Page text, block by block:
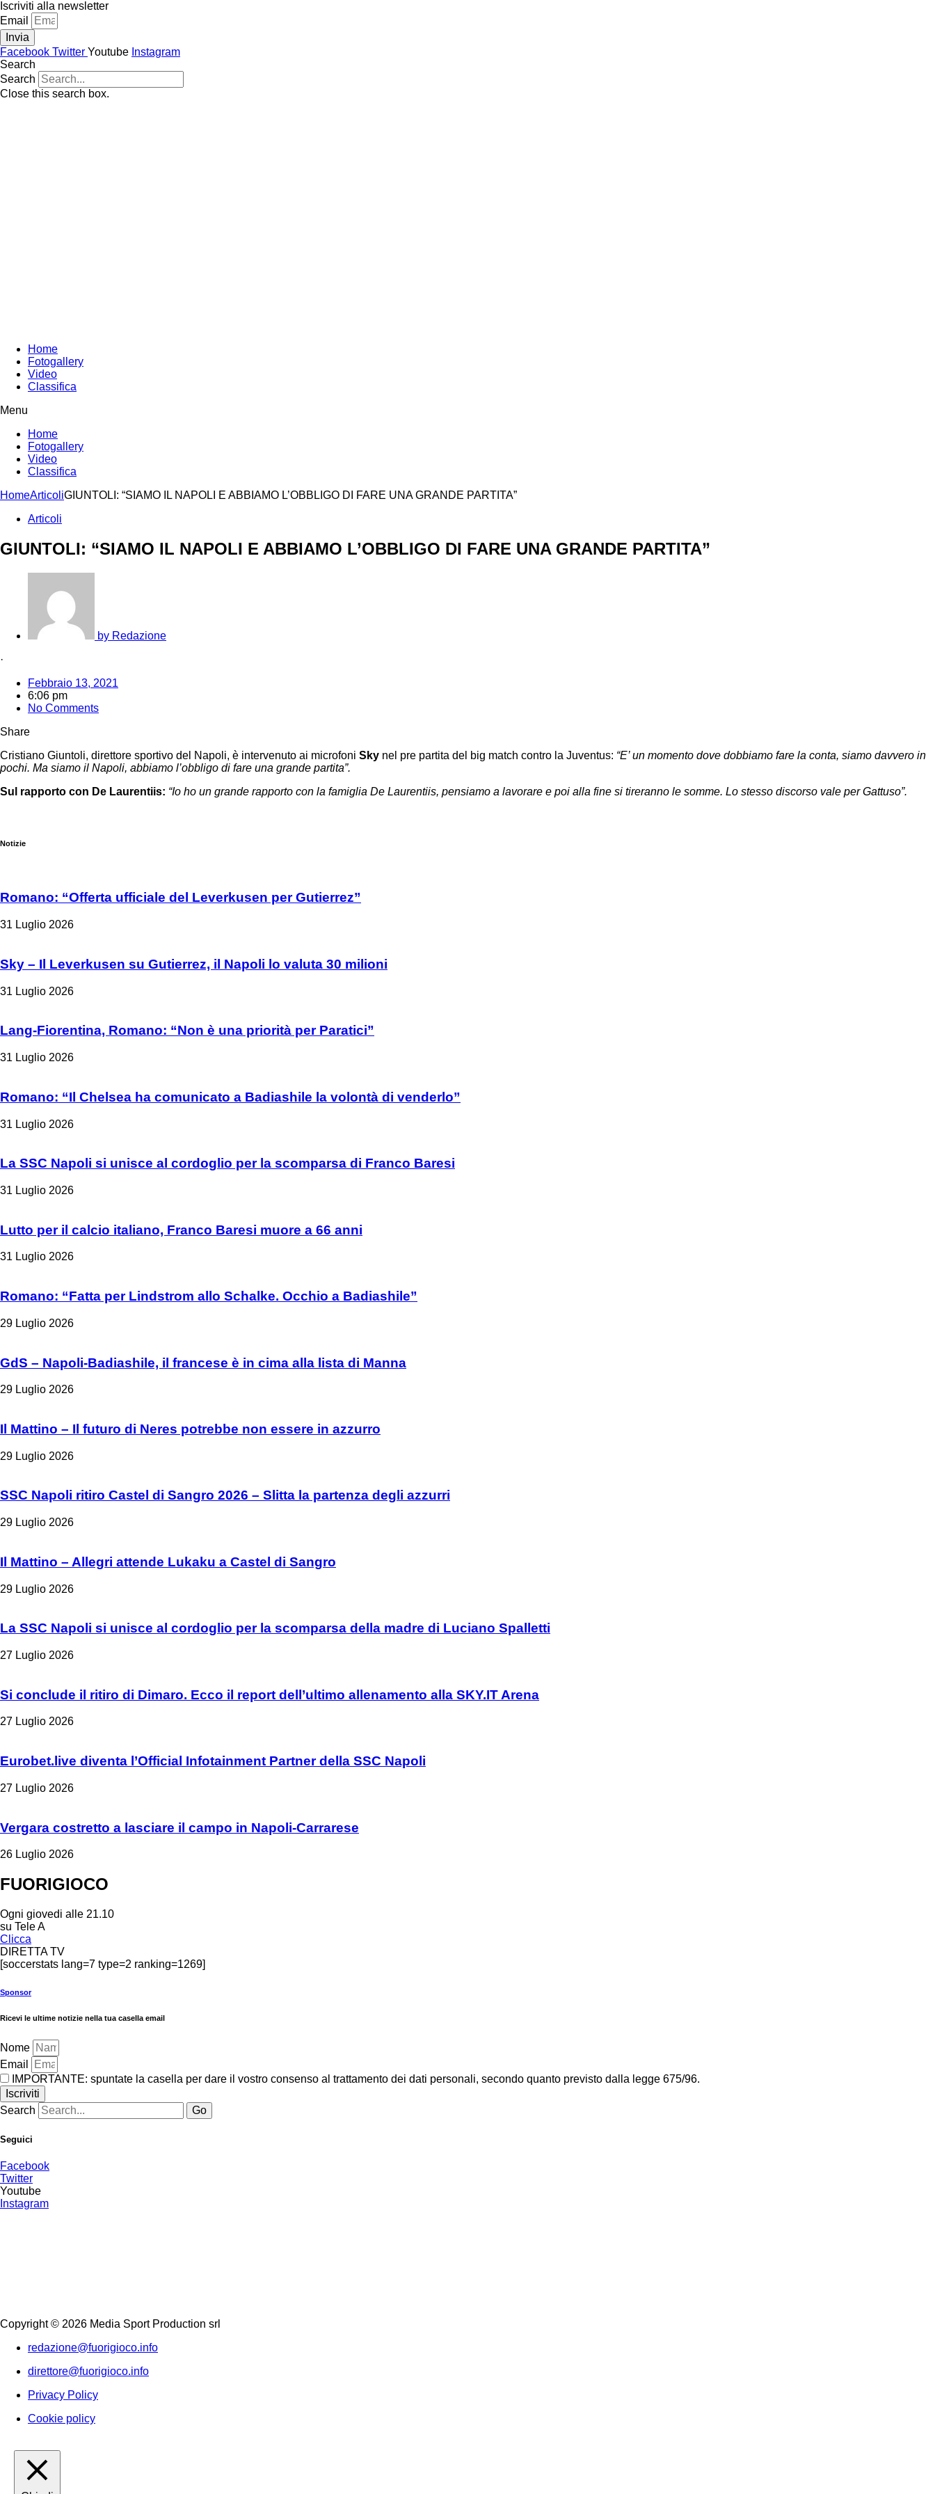
Vai
al
contenuto
Iscriviti alla newsletter
Email
Invia
Facebook Twitter Youtube Instagram
Search
Search
Close this search box.
Home
Fotogallery
Video
Classifica
Menu
Home
Fotogallery
Video
Classifica
HomeArticoliGIUNTOLI: “SIAMO IL NAPOLI E ABBIAMO L’OBBLIGO DI FARE UNA GRANDE PARTITA”
Articoli
GIUNTOLI: “SIAMO IL NAPOLI E ABBIAMO L’OBBLIGO DI FARE UNA GRANDE PARTITA”
by Redazione
·
Febbraio 13, 2021
6:06 pm
No Comments
Share
Cristiano Giuntoli, direttore sportivo del Napoli, è intervenuto ai microfoni Sky nel pre partita del big match contro la Juventus: “E’ un momento dove dobbiamo fare la conta, siamo davvero in
pochi. Ma siamo il Napoli, abbiamo l’obbligo di fare una grande partita”.
Sul rapporto con De Laurentiis: “Io ho un grande rapporto con la famiglia De Laurentiis, pensiamo a lavorare e poi alla fine si tireranno le somme. Lo stesso discorso vale per Gattuso”.
Notizie
Romano: “Offerta ufficiale del Leverkusen per Gutierrez”
31 Luglio 2026
Sky – Il Leverkusen su Gutierrez, il Napoli lo valuta 30 milioni
31 Luglio 2026
Lang-Fiorentina, Romano: “Non è una priorità per Paratici”
31 Luglio 2026
Romano: “Il Chelsea ha comunicato a Badiashile la volontà di venderlo”
31 Luglio 2026
La SSC Napoli si unisce al cordoglio per la scomparsa di Franco Baresi
31 Luglio 2026
Lutto per il calcio italiano, Franco Baresi muore a 66 anni
31 Luglio 2026
Romano: “Fatta per Lindstrom allo Schalke. Occhio a Badiashile”
29 Luglio 2026
GdS – Napoli-Badiashile, il francese è in cima alla lista di Manna
29 Luglio 2026
Il Mattino – Il futuro di Neres potrebbe non essere in azzurro
29 Luglio 2026
SSC Napoli ritiro Castel di Sangro 2026 – Slitta la partenza degli azzurri
29 Luglio 2026
Il Mattino – Allegri attende Lukaku a Castel di Sangro
29 Luglio 2026
La SSC Napoli si unisce al cordoglio per la scomparsa della madre di Luciano Spalletti
27 Luglio 2026
Si conclude il ritiro di Dimaro. Ecco il report dell’ultimo allenamento alla SKY.IT Arena
27 Luglio 2026
Eurobet.live diventa l’Official Infotainment Partner della SSC Napoli
27 Luglio 2026
Vergara costretto a lasciare il campo in Napoli-Carrarese
26 Luglio 2026
FUORIGIOCO
Ogni giovedi alle 21.10
su Tele A
Clicca
DIRETTA TV
[soccerstats lang=7 type=2 ranking=1269]
Sponsor
Ricevi le ultime notizie nella tua casella email
Nome
Email
IMPORTANTE: spuntate la casella per dare il vostro consenso al trattamento dei dati personali, secondo quanto previsto dalla legge 675/96.
Iscriviti
Search
Go
Seguici
Facebook
Twitter
Youtube
Instagram
Copyright © 2026 Media Sport Production srl
redazione@fuorigioco.info
direttore@fuorigioco.info
Privacy Policy
Cookie policy